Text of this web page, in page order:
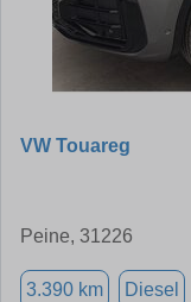
VW Touareg
Peine, 31226
3.390 km Diesel